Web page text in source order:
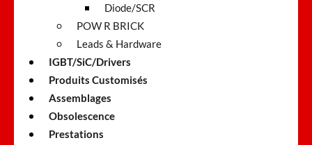
Diode/SCR
POW R BRICK
Leads & Hardware
IGBT/SiC/Drivers
Produits Customisés
Assemblages
Obsolescence
Prestations